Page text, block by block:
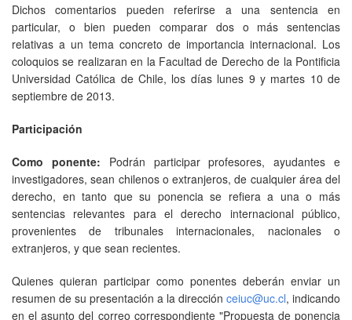
Dichos comentarios pueden referirse a una sentencia en
particular, o bien pueden comparar dos o más sentencias
relativas a un tema concreto de importancia internacional. Los
coloquios se realizaran en la Facultad de Derecho de la Pontificia
Universidad Católica de Chile, los días lunes 9 y martes 10 de
septiembre de 2013.
Participación
Como ponente: Podrán participar profesores, ayudantes e
investigadores, sean chilenos o extranjeros, de cualquier área del
derecho, en tanto que su ponencia se refiera a una o más
sentencias relevantes para el derecho internacional público,
provenientes de tribunales internacionales, nacionales o
extranjeros, y que sean recientes.
Quienes quieran participar como ponentes deberán enviar un
resumen de su presentación a la dirección ceiuc@uc.cl, indicando
en el asunto del correo correspondiente "Propuesta de ponencia